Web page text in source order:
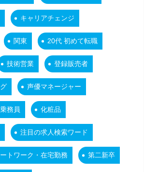
キャリアチェンジ
関東 20代 初めて転職
技術営業 登録販売者
声優マネージャー
務員 化粧品
注目の求人検索ワード
トワーク・在宅勤務 第二新卒